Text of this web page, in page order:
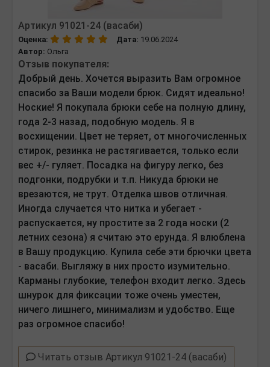
Артикул 91021-24 (васаби)
Оценка: Дата: 19.06.2024
Автор: Ольга
Отзыв покупателя:
Добрый день. Хочется выразить Вам огромное
спасибо за Ваши модели брюк. Сидят идеально!
Ноские! Я покупала брюки себе на полную длину,
года 2-3 назад, подобную модель. Я в
восхищении. Цвет не теряет, от многочисленных
стирок, резинка не растягивается, только если
вес +/- гуляет. Посадка на фигуру легко, без
подгонки, подрубки и т.п. Никуда брюки не
врезаются, не трут. Отделка швов отличная.
Иногда случается что нитка и убегает -
распускается, ну простите за 2 года носки (2
летних сезона) я считаю это ерунда. Я влюблена
в Вашу продукцию. Купила себе эти брючки цвета
- васаби. Выгляжу в них просто изумительно.
Карманы глубокие, телефон входит легко. Здесь
шнурок для фиксации тоже очень уместен,
ничего лишнего, минимализм и удобство. Еще
раз огромное спасибо!
Читать отзыв Артикул 91021-24 (васаби)